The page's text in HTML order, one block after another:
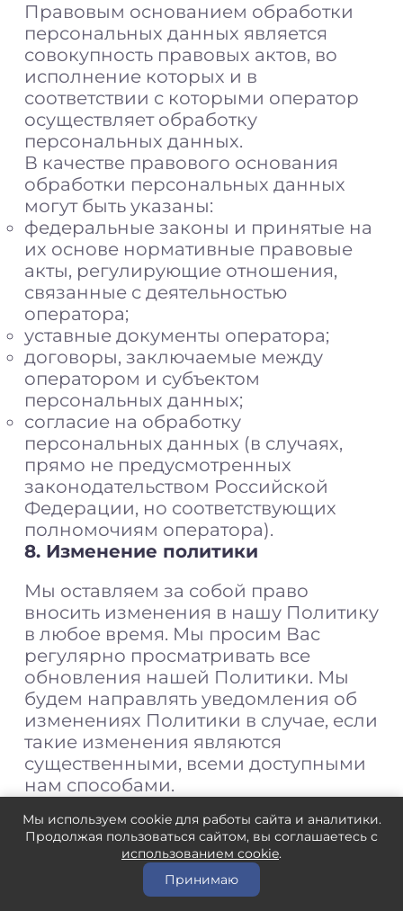
Правовым основанием обработки
персональных данных является
совокупность правовых актов, во
исполнение которых и в
соответствии с которыми оператор
осуществляет обработку
персональных данных.
В качестве правового основания
обработки персональных данных
могут быть указаны:
федеральные законы и принятые на
их основе нормативные правовые
акты, регулирующие отношения,
связанные с деятельностью
оператора;
уставные документы оператора;
договоры, заключаемые между
оператором и субъектом
персональных данных;
согласие на обработку
персональных данных (в случаях,
прямо не предусмотренных
законодательством Российской
Федерации, но соответствующих
полномочиям оператора).
8. Изменение политики
Мы оставляем за собой право
вносить изменения в нашу Политику
в любое время. Мы просим Вас
регулярно просматривать все
обновления нашей Политики. Мы
будем направлять уведомления об
изменениях Политики в случае, если
такие изменения являются
существенными, всеми доступными
нам способами.
Обращаем Ваше внимание, что
указанные в данном пункте
контакты используются только для
Мы используем cookie для работы сайта и аналитики.
Продолжая пользоваться сайтом, вы соглашаетесь с
использованием cookie.
Принимаю